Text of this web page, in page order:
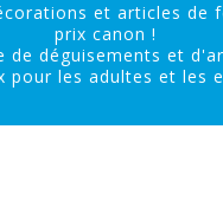
et articles de
prix canon !
de déguisements et
pour les adultes et les